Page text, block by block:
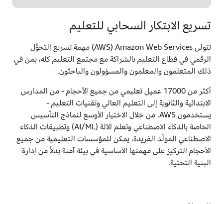
تسريع الابتكار السحابي للتعليم
تتولى Amazon Web Services‏ (AWS) مهمة تسريع التحوُّل
الرقمي في قطاع التعليم بالشراكة مع مجتمع التعليم كله، بمن في
ذلك المتعلمون والمعلمون والمسؤولون والباحثون.
أكثر من 17000 عميل تعليمي من جميع الأحجام - من المدارس
الابتدائية والثانوية إلى التعليم العالي وتقنيات التعليم -
يستخدمون AWS. من خلال الاختيار الأوسع لنماذج التأسيس
الخاصة بالذكاء الاصطناعي وتعلم الآلة (AI/ML) وتطبيقات الذكاء
الاصطناعي المولّد الفريدة، يمكن للمؤسسات التعليمية من جميع
الأحجام التركيز على مهمتها الأساسية في بيئة آمنة بدلاً من إدارة
البنية التحتية.